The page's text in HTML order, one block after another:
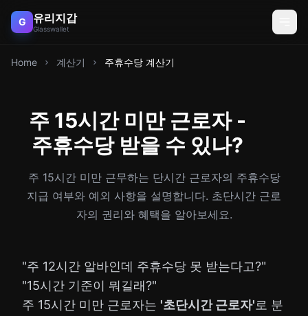
G 유리지갑
Glasswallet
Home 계산기 주휴수당 계산기
주 15시간 미만 근로자 -
주휴수당 받을 수 있나?
주 15시간 미만 근무하는 단시간 근로자의 주휴수당
지급 여부와 예외 사항을 설명합니다. 초단시간 근로
자의 권리와 혜택을 알아보세요.
"주 12시간 알바인데 주휴수당 못 받는다고?"
"15시간 기준이 뭐길래?"
주 15시간 미만 근로자는 '초단시간 근로자'로 분